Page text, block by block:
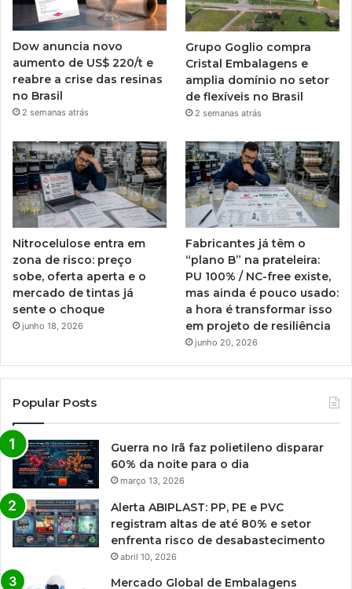
Dow anuncia novo
aumento de US$ 220/t e
reabre a crise das resinas
no Brasil
2 semanas atrás
Grupo Goglio compra
Cristal Embalagens e
amplia domínio no setor
de flexíveis no Brasil
2 semanas atrás
Nitrocelulose entra em
zona de risco: preço
sobe, oferta aperta e o
mercado de tintas já
sente o choque
junho 18, 2026
Fabricantes já têm o
“plano B” na prateleira:
PU 100% / NC-free existe,
mas ainda é pouco usado:
a hora é transformar isso
em projeto de resiliência
junho 20, 2026
Popular Posts
Guerra no Irã faz polietileno disparar
60% da noite para o dia
março 13, 2026
Alerta ABIPLAST: PP, PE e PVC
registram altas de até 80% e setor
enfrenta risco de desabastecimento
abril 10, 2026
Mercado Global de Embalagens